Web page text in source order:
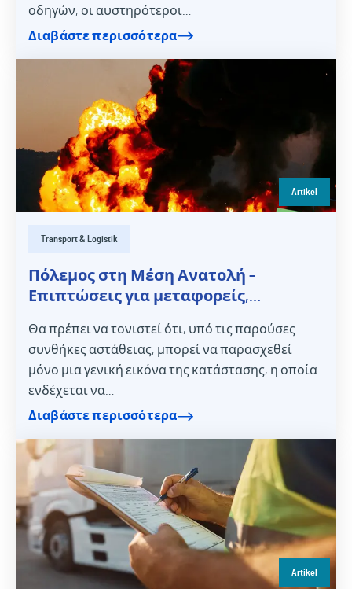
οδηγών, οι αυστηρότεροι…
Διαβάστε περισσότερα
Artikel
Transport & Logistik
Πόλεμος στη Μέση Ανατολή –
Επιπτώσεις για μεταφορείς,
βιομηχανική οικονομία
Θα πρέπει να τονιστεί ότι, υπό τις παρούσες
συνθήκες αστάθειας, μπορεί να παρασχεθεί
μόνο μια γενική εικόνα της κατάστασης, η οποία
ενδέχεται να…
Διαβάστε περισσότερα
Artikel